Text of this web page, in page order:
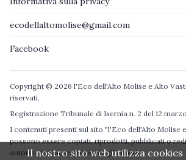
ecodellaltomolise@gmail.com
Facebook
Copyright © 2026 l'Eco dell'Alto Molise e Alto
riservati.
Registrazione Tribunale di Isernia n. 2 del 12 marzo
I contenuti presenti sul sito "l'Eco dell'Alto Molise
possono essere copiati, riprodotti, pubblicati o
autorizzazione espressa degli autori.
Il nostro sito web utilizza